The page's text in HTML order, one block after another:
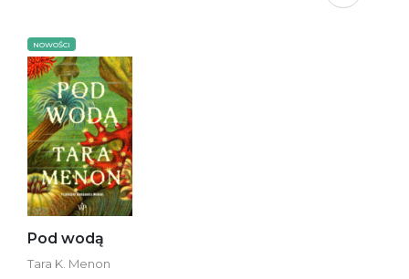
NOWOŚCI
Pod wodą
Tara K. Menon